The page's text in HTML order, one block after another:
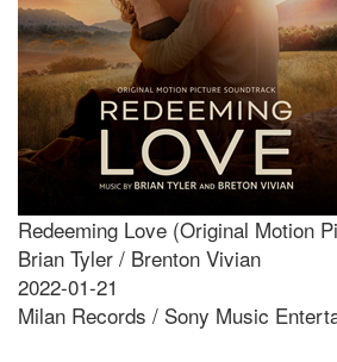
Redeeming Love (Original Motion
Brian Tyler / Brenton Vivian
2022-01-21
Milan Records / Sony Music